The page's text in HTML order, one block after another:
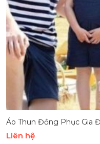
Áo Thun Đồng Phục Gia
Liên hệ